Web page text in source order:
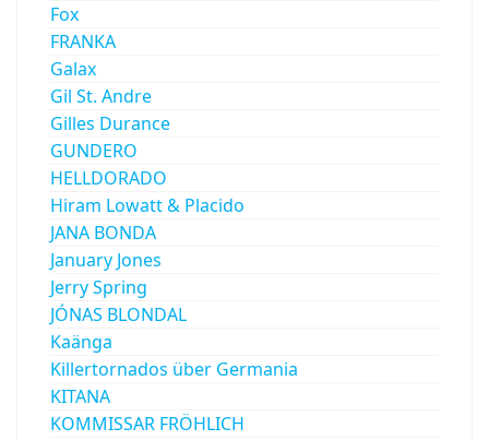
Fox
FRANKA
Galax
Gil St. Andre
Gilles Durance
GUNDERO
HELLDORADO
Hiram Lowatt & Placido
JANA BONDA
January Jones
Jerry Spring
JÓNAS BLONDAL
Kaänga
Killertornados über Germania
KITANA
KOMMISSAR FRÖHLICH